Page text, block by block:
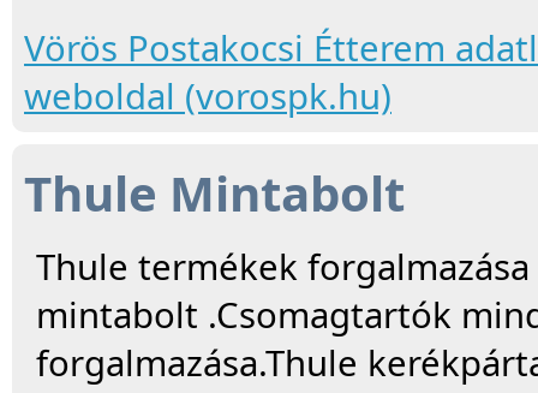
Vörös Postakocsi Étterem
weboldal (vorospk.hu)
Thule Mintabolt
Thule termékek
mintabolt .Csomagtartók
forgalmazása.Thule